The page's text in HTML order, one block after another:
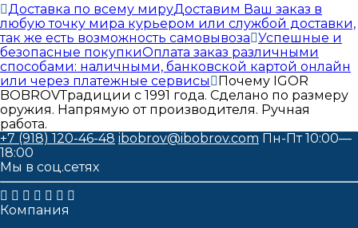
Доставка по всему мируДоставим Ваш заказ в
любую точку мира курьером или службой доставки,
так же есть возможность самовывоза Успешные и
безопасные покупкиОплата заказ различными
способами: наличными, банковской картой онлайн
или через платежные сервисы
Почему IGOR
BOBROVТрадиции с 1991 года. Сделано по размеру
оружия. Напрямую от производителя. Ручная
работа.
+7 (918) 120-46-48 ibobrov@ibobrov.com Пн-Пт 10:00—
18:00
Мы в соц.сетях
Компания